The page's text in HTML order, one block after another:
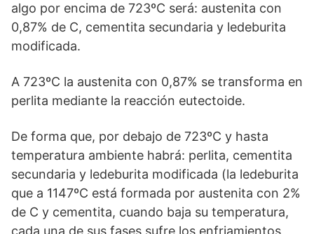
algo por encima de 723ºC será: austenita con
0,87% de C, cementita secundaria y ledeburita
modificada.
A 723ºC la austenita con 0,87% se transforma en
perlita mediante la reacción eutectoide.
De forma que, por debajo de 723ºC y hasta
temperatura ambiente habrá: perlita, cementita
secundaria y ledeburita modificada (la ledeburita
que a 1147ºC está formada por austenita con 2%
de C y cementita, cuando baja su temperatura,
cada una de sus fases sufre los enfriamientos